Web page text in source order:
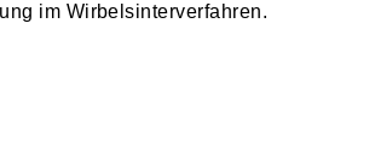
im Wirbelsinterverfahren.